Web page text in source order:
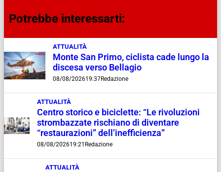
Potrebbe interessarti:
ATTUALITÀ
Monte San Primo, ciclista cade lungo la
discesa verso Bellagio
08/08/202619:37Redazione
ATTUALITÀ
Centro storico e biciclette: “Le rivoluzioni
strombazzate rischiano di diventare
“restaurazioni” dell’inefficienza”
08/08/202619:21 Redazione
ATTUALITÀ